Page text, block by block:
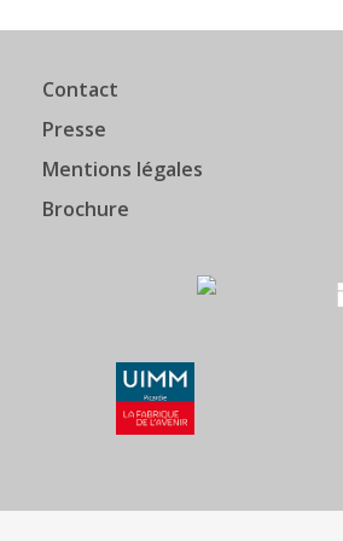
Contact
Presse
Mentions légales
Brochure